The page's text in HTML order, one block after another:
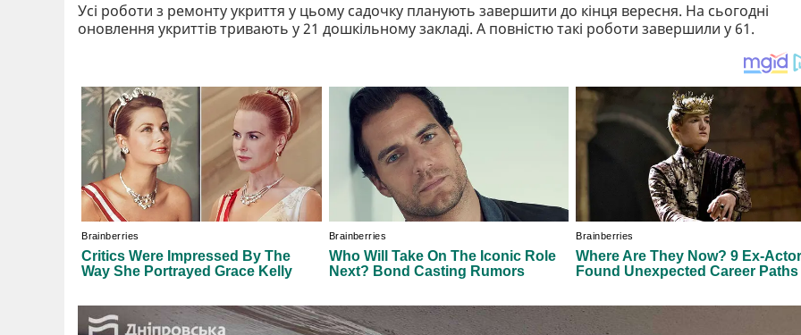
Усі роботи з ремонту укриття у цьому садочку планують завершити до кінця вересня. На сьогодні
оновлення укриттів тривають у 21 дошкільному закладі. А повністю такі роботи завершили у 61.